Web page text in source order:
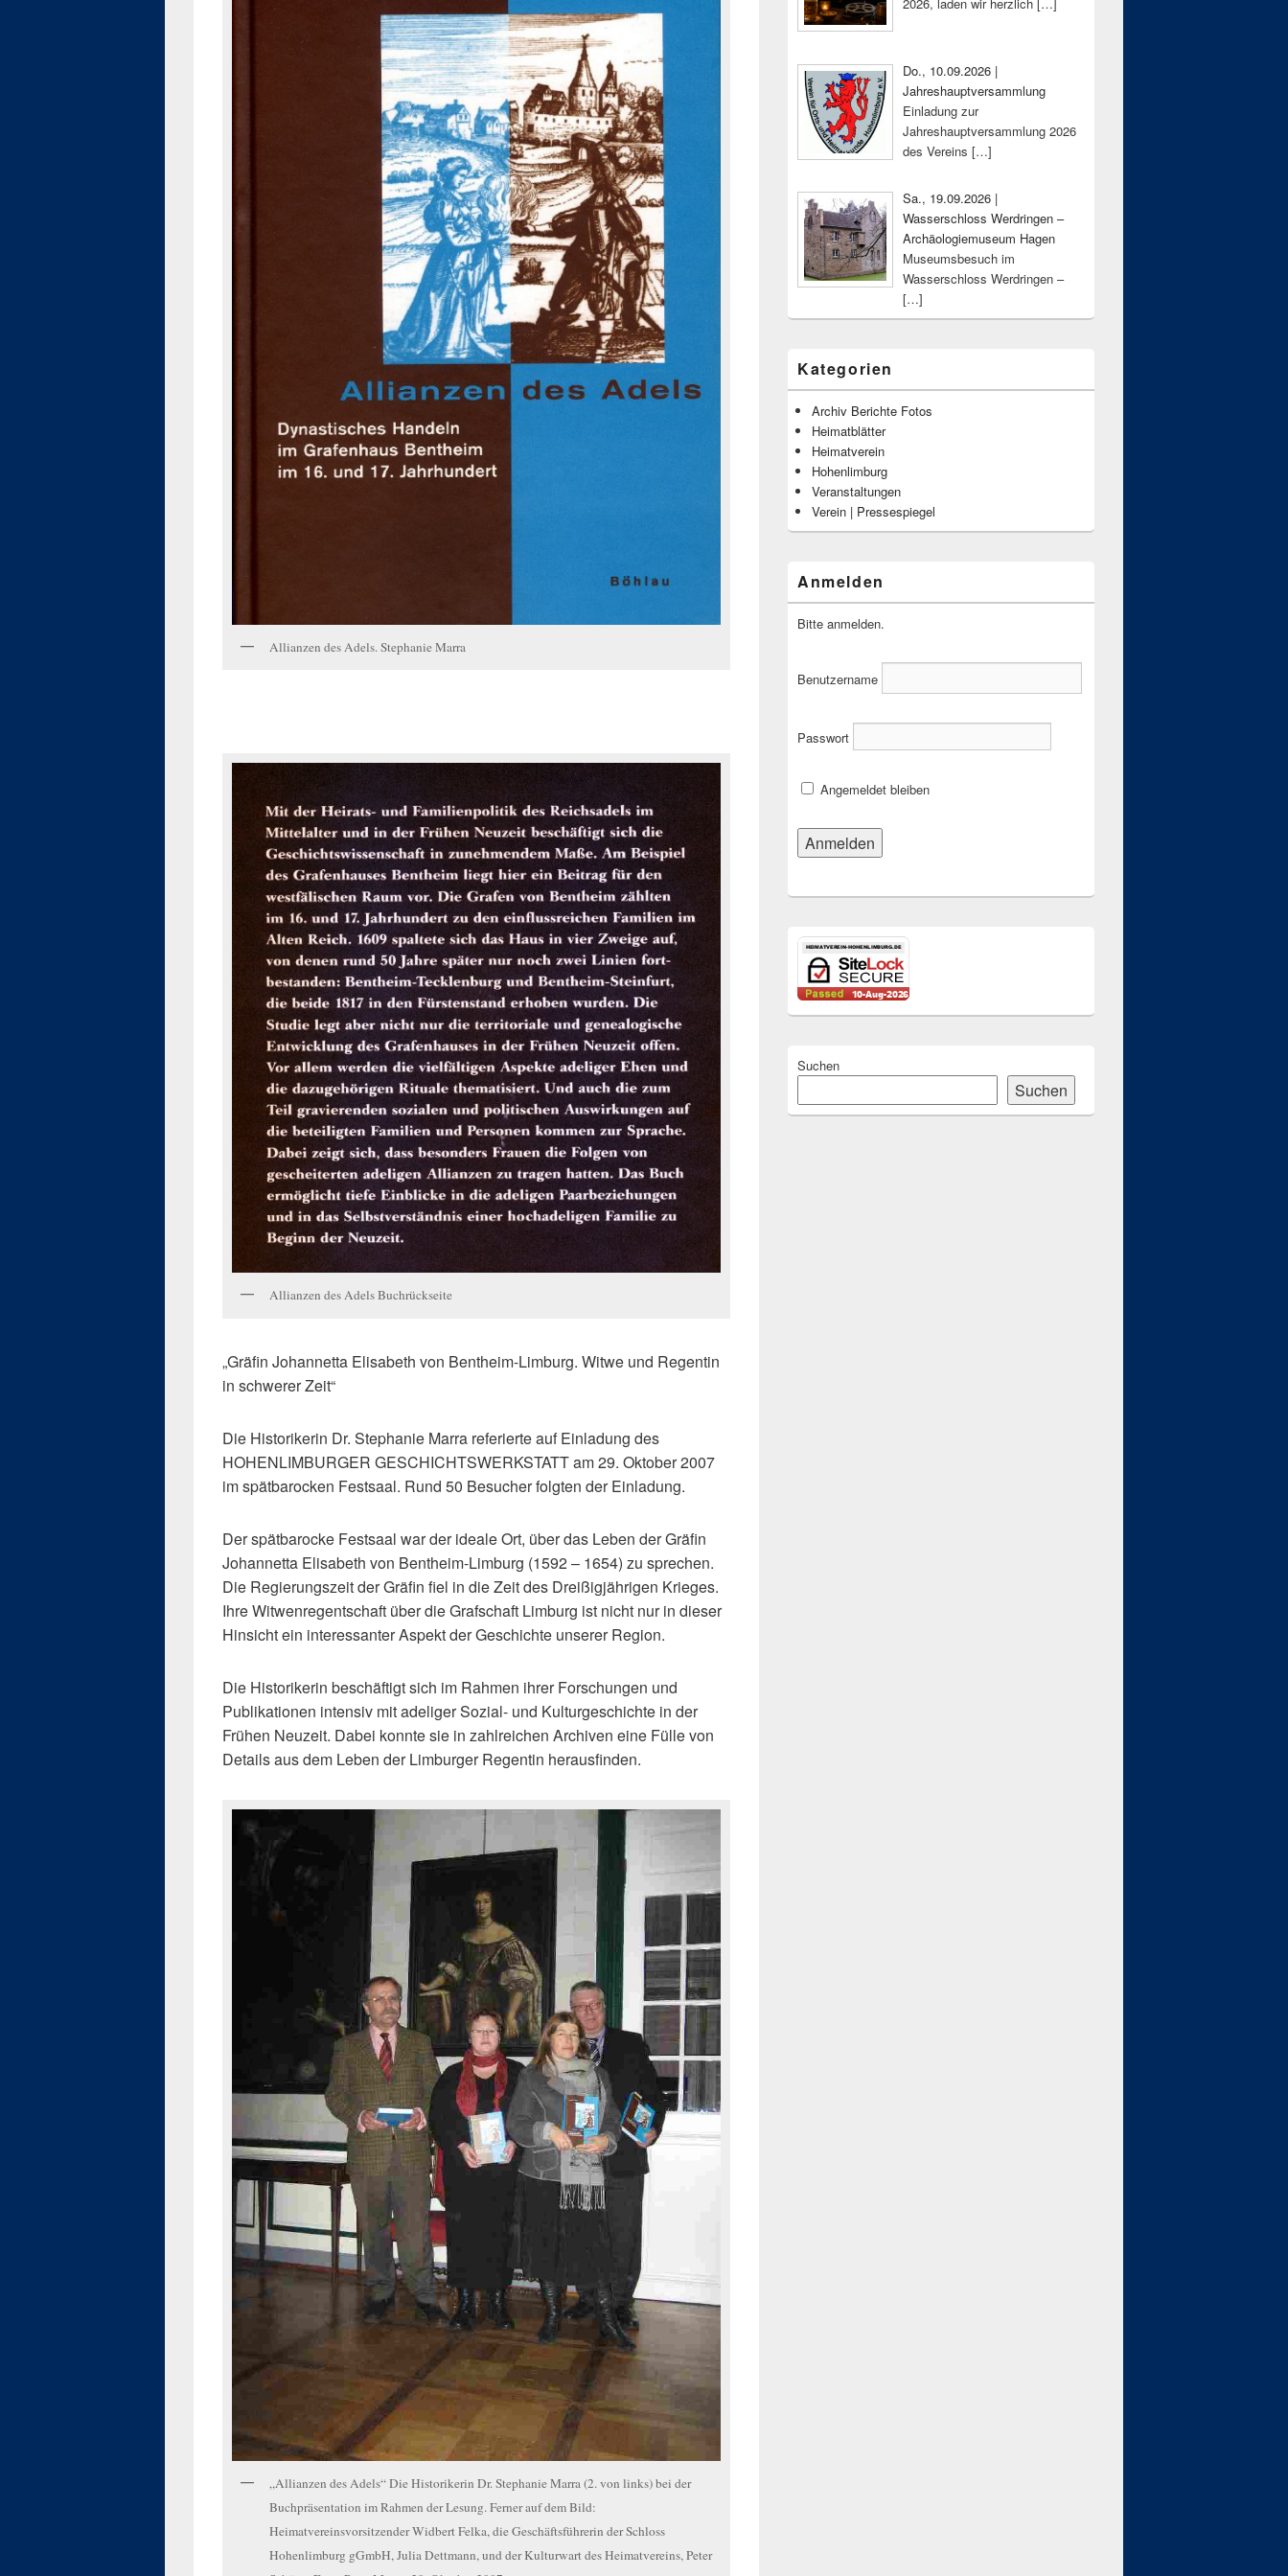
Allianzen des Adels. Stephanie Marra
Allianzen des Adels Buchrückseite
„Gräfin Johannetta Elisabeth von Bentheim-Limburg. Witwe und Regentin
in schwerer Zeit“
Die Historikerin Dr. Stephanie Marra referierte auf Einladung des
HOHENLIMBURGER GESCHICHTSWERKSTATT am 29. Oktober 2007
im spätbarocken Festsaal. Rund 50 Besucher folgten der Einladung.
Der spätbarocke Festsaal war der ideale Ort, über das Leben der Gräfin
Johannetta Elisabeth von Bentheim-Limburg (1592 – 1654) zu sprechen.
Die Regierungszeit der Gräfin fiel in die Zeit des Dreißigjährigen Krieges.
Ihre Witwenregentschaft über die Grafschaft Limburg ist nicht nur in dieser
Hinsicht ein interessanter Aspekt der Geschichte unserer Region.
Die Historikerin beschäftigt sich im Rahmen ihrer Forschungen und
Publikationen intensiv mit adeliger Sozial- und Kulturgeschichte in der
Frühen Neuzeit. Dabei konnte sie in zahlreichen Archiven eine Fülle von
Details aus dem Leben der Limburger Regentin herausfinden.
„Allianzen des Adels“ Die Historikerin Dr. Stephanie Marra (2. von links) bei der
Buchpräsentation im Rahmen der Lesung. Ferner auf dem Bild:
Heimatvereinsvorsitzender Widbert Felka, die Geschäftsführerin der Schloss
Hohenlimburg gGmbH, Julia Dettmann, und der Kulturwart des Heimatvereins, Peter
Do., 10.09.2026 |
Jahreshauptversammlung
Einladung zur
Jahreshauptversammlung 2026
des Vereins […]
Sa., 19.09.2026 |
Wasserschloss Werdringen –
Archäologiemuseum Hagen
Museumsbesuch im
Wasserschloss Werdringen –
[…]
Kategorien
Archiv Berichte Fotos
Heimatblätter
Heimatverein
Hohenlimburg
Veranstaltungen
Verein | Pressespiegel
Anmelden
Bitte anmelden.
Benutzername
Passwort
Angemeldet bleiben
Suchen
Suchen